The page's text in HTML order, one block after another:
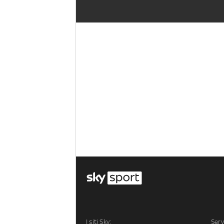
I siti Sky: